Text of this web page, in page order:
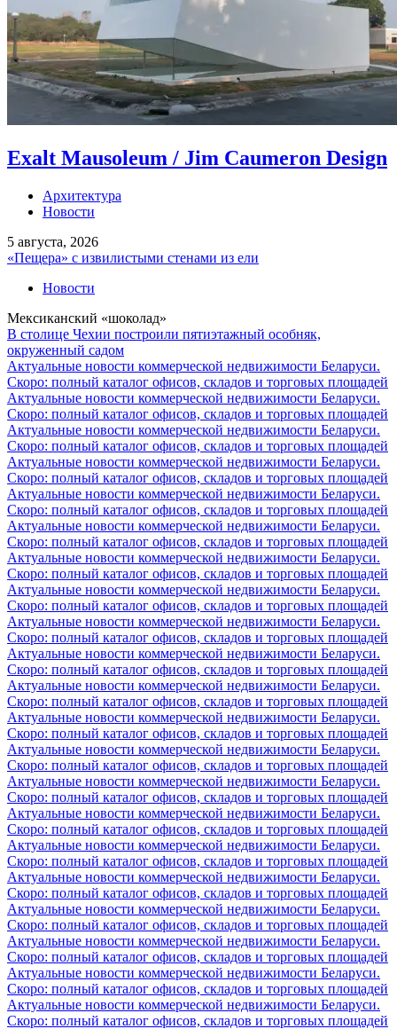
Exalt Mausoleum / Jim Caumeron Design
Архитектура
Новости
5 августа, 2026
«Пещера» с извилистыми стенами из ели
Новости
Мексиканский «шоколад»
В столице Чехии построили пятиэтажный особняк,
окруженный садом
Актуальные новости коммерческой недвижимости Беларуси.
Скоро: полный каталог офисов, складов и торговых площадей
Актуальные новости коммерческой недвижимости Беларуси.
Скоро: полный каталог офисов, складов и торговых площадей
Актуальные новости коммерческой недвижимости Беларуси.
Скоро: полный каталог офисов, складов и торговых площадей
Актуальные новости коммерческой недвижимости Беларуси.
Скоро: полный каталог офисов, складов и торговых площадей
Актуальные новости коммерческой недвижимости Беларуси.
Скоро: полный каталог офисов, складов и торговых площадей
Актуальные новости коммерческой недвижимости Беларуси.
Скоро: полный каталог офисов, складов и торговых площадей
Актуальные новости коммерческой недвижимости Беларуси.
Скоро: полный каталог офисов, складов и торговых площадей
Актуальные новости коммерческой недвижимости Беларуси.
Скоро: полный каталог офисов, складов и торговых площадей
Актуальные новости коммерческой недвижимости Беларуси.
Скоро: полный каталог офисов, складов и торговых площадей
Актуальные новости коммерческой недвижимости Беларуси.
Скоро: полный каталог офисов, складов и торговых площадей
Актуальные новости коммерческой недвижимости Беларуси.
Скоро: полный каталог офисов, складов и торговых площадей
Актуальные новости коммерческой недвижимости Беларуси.
Скоро: полный каталог офисов, складов и торговых площадей
Актуальные новости коммерческой недвижимости Беларуси.
Скоро: полный каталог офисов, складов и торговых площадей
Актуальные новости коммерческой недвижимости Беларуси.
Скоро: полный каталог офисов, складов и торговых площадей
Актуальные новости коммерческой недвижимости Беларуси.
Скоро: полный каталог офисов, складов и торговых площадей
Актуальные новости коммерческой недвижимости Беларуси.
Скоро: полный каталог офисов, складов и торговых площадей
Актуальные новости коммерческой недвижимости Беларуси.
Скоро: полный каталог офисов, складов и торговых площадей
Актуальные новости коммерческой недвижимости Беларуси.
Скоро: полный каталог офисов, складов и торговых площадей
Актуальные новости коммерческой недвижимости Беларуси.
Скоро: полный каталог офисов, складов и торговых площадей
Актуальные новости коммерческой недвижимости Беларуси.
Скоро: полный каталог офисов, складов и торговых площадей
Актуальные новости коммерческой недвижимости Беларуси.
Скоро: полный каталог офисов, складов и торговых площадей